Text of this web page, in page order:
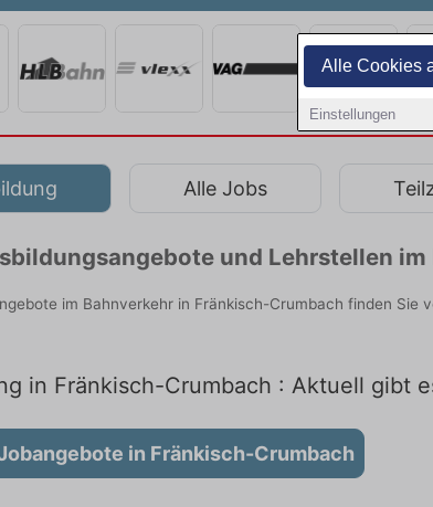
Alle Cookies
Einstellungen
Alle Jobs
und Lehrstellen
im Bahnverkehr in Fränkisch-Crumbach finden
in Fränkisch-Crumbach : Aktuell gibt
in Fränkisch-Crumbach